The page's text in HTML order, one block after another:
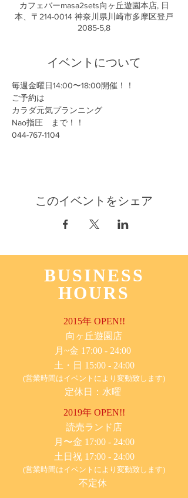
カフェバーmasa2sets向ヶ丘遊園本店, 日
本、〒214-0014 神奈川県川崎市多摩区登戸
2085-5,8
イベントについて
毎週金曜日14:00〜18:00開催！！
ご予約は
カラダ元気プランニング
Nao指圧　まで！！
044-767-1104
このイベントをシェア
BUSINESS
HOURS
2015年 OPEN!!
​向ヶ丘遊園店
月~金 17:00 - 24:00
土・日 15:00 - 24:00
(営業時間はイベントにより変動致します)
定休日：水曜
2019年 OPEN!!
​読売ランド店
月〜金 17:00 - 24:00
土日祝 17:00 - 24:00
(営業時間はイベントにより変動致します)
不定休